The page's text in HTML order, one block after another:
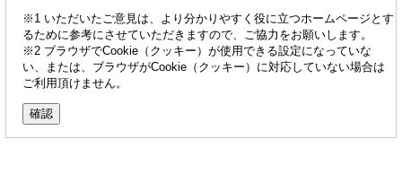
※1 いただいたご意見は、より分かりやすく役に立つホームページとす
るために参考にさせていただきますので、ご協力をお願いします。
※2 ブラウザでCookie（クッキー）が使用できる設定になっていな
い、または、ブラウザがCookie（クッキー）に対応していない場合は
ご利用頂けません。